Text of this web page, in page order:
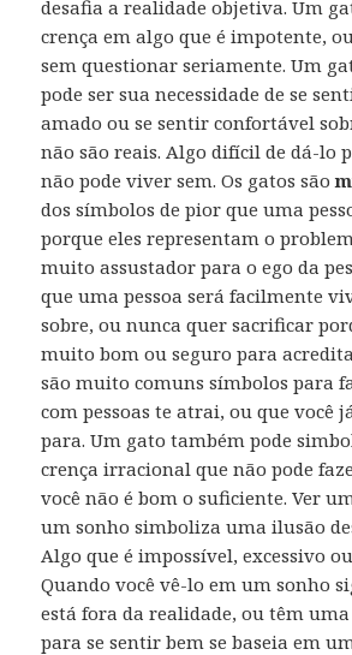
desafia a realidade objetiva. Um
crença em algo que é impotente,
sem questionar seriamente. Um
pode ser sua necessidade de se
amado ou se sentir confortável
não são reais. Algo difícil de dá-lo
não pode viver sem. Os gatos são
dos símbolos de pior que uma
porque eles representam o
muito assustador para o ego da
que uma pessoa será facilmente
sobre, ou nunca quer sacrificar
muito bom ou seguro para
são muito comuns símbolos para
com pessoas te atrai, ou que você
para. Um gato também pode
crença irracional que não pode
você não é bom o suficiente. Ver
um sonho simboliza uma ilusão
Algo que é impossível, excessivo
Quando você vê-lo em um sonho
está fora da realidade, ou têm uma
para se sentir bem se baseia em